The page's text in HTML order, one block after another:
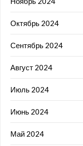
Октябрь 2024
Сентябрь 2024
Август 2024
Июль 2024
Июнь 2024
Май 2024